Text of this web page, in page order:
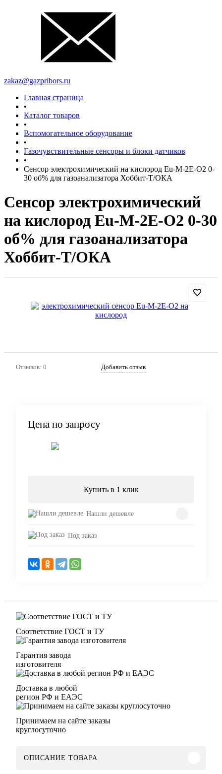
zakaz@gazpribors.ru
Главная страница
•
Каталог товаров
•
Вспомогательное оборудование
•
Газочувствительные сенсоры и блоки датчиков
•
Сенсор электрохимический на кислород Eu-M-2Е-O2 0-
30 об% для газоанализатора Хоббит-Т/ОКА
Сенсор электрохимический
на кислород Eu-M-2Е-O2 0-30
об% для газоанализатора
Хоббит-Т/ОКА
Отзывов: 0 Добавить отзыв
Цена по запросу
Купить в 1 клик
Нашли дешевле
Под заказ
Соответствие ГОСТ и ТУ
Гарантия завода
изготовителя
Доставка в любой
регион РФ и ЕАЭС
Принимаем на сайте заказы
круглосуточно
ОПИСАНИЕ ТОВАРА